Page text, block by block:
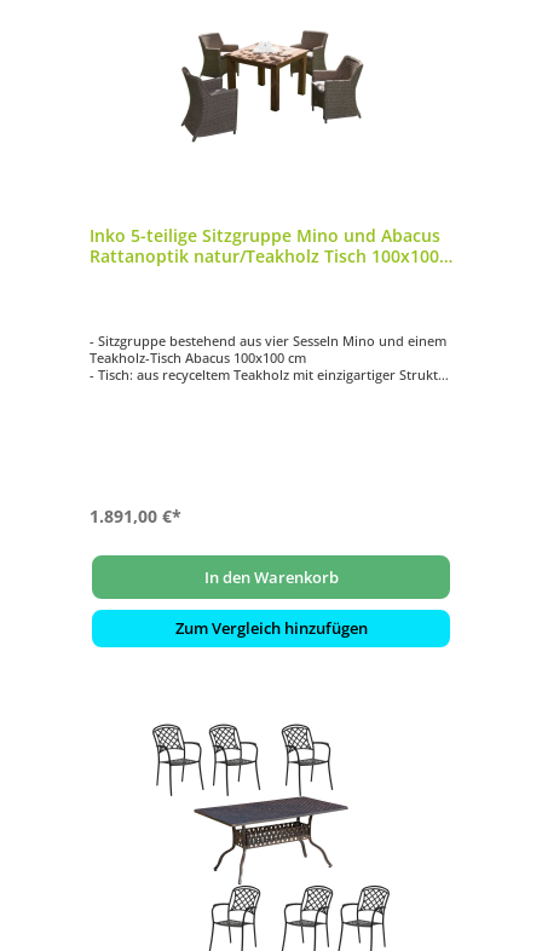
Inko 5-teilige Sitzgruppe Mino und Abacus
Rattanoptik natur/Teakholz Tisch 100x100
- Sitzgruppe bestehend aus vier Sesseln Mino und einem
Teakholz-Tisch Abacus 100x100 cm
- Tisch: aus recyceltem Teakholz mit einzigartiger Struktur
1.891,00 €*
In den Warenkorb
Zum Vergleich hinzufügen